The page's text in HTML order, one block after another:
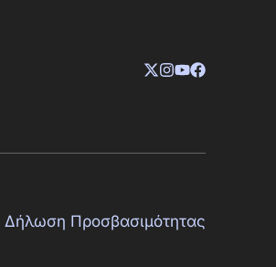
Δήλωση Προσβασιμότητας